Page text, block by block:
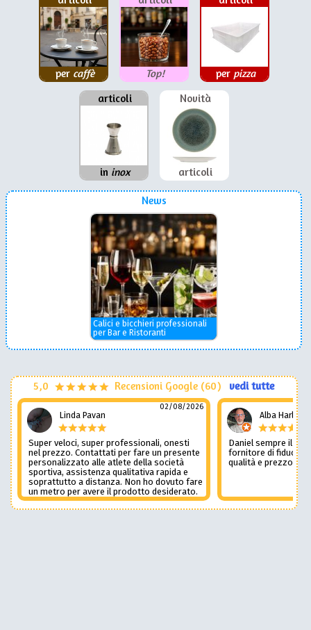
per caffè Top! per pizza
articoli
in inox
Novità
articoli
News
Calici e bicchieri professionali
per Bar e Ristoranti
5,0 Recensioni Google (60) vedi tutte
Linda Pavan
02/08/2026
Super veloci, super professionali, onesti
nel prezzo. Contattati per fare un presente
personalizzato alle atlete della società
sportiva, assistenza qualitativa rapida e
soprattutto a distanza. Non ho dovuto fare
un metro per avere il prodotto desiderato.
Una assistenza del genere è rara e
preziosa. Credo li contatterò ancora in
Alba Harley
Daniel sempre il
fornitore di fiducia
qualità e prezzo